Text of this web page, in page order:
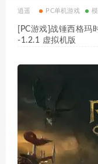
逍遥 PC单机游戏
[PC游戏]战锤西格
-1.2.1 虚拟机版